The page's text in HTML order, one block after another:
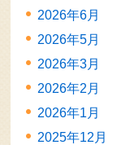
2026年6月
2026年5月
2026年3月
2026年2月
2026年1月
2025年12月